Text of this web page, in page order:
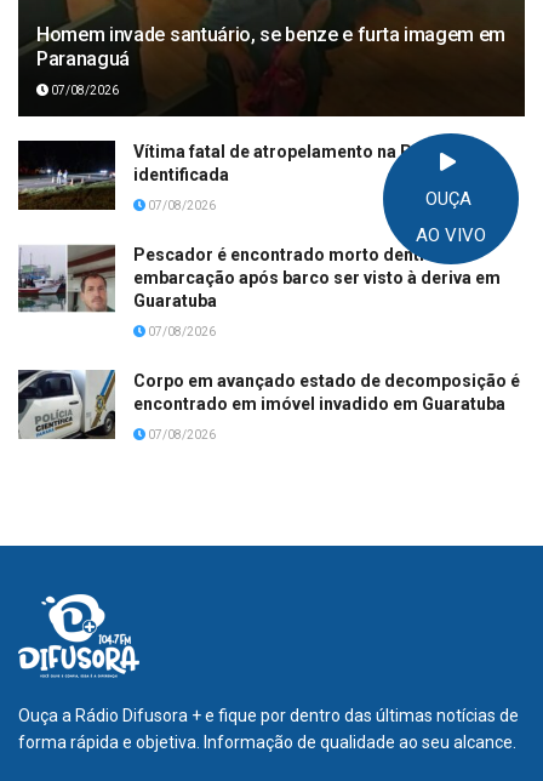
OUÇA
AO VIVO
Homem invade santuário, se benze e furta imagem em
Paranaguá
07/08/2026
Vítima fatal de atropelamento na PR-508 é
identificada
07/08/2026
Pescador é encontrado morto dentro de
embarcação após barco ser visto à deriva em
Guaratuba
07/08/2026
Corpo em avançado estado de decomposição é
encontrado em imóvel invadido em Guaratuba
07/08/2026
Ouça a Rádio Difusora + e fique por dentro das últimas notícias de
forma rápida e objetiva. Informação de qualidade ao seu alcance.